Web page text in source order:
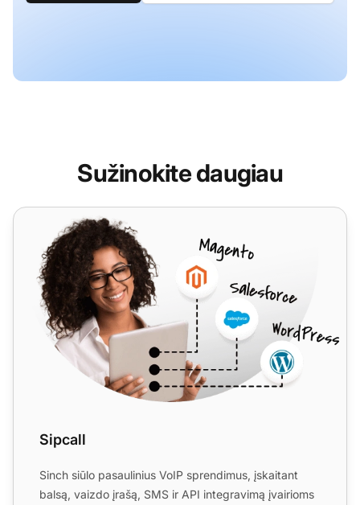
Sužinokite daugiau
Sipcall
Sipcall
Sinch siūlo pasaulinius VoIP sprendimus, įskaitant
balsą, vaizdo įrašą, SMS ir API integravimą įvairioms